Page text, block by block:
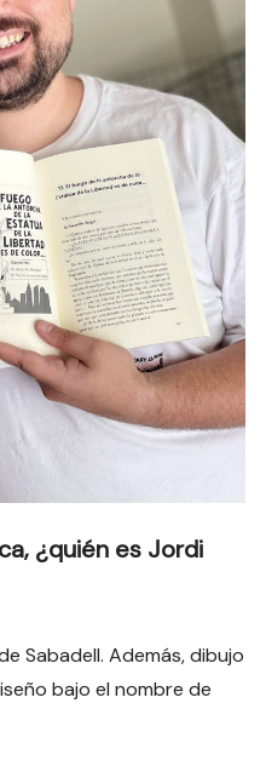
¿quién es Jordi
Sabadell. Además, dibujo
bajo el nombre de